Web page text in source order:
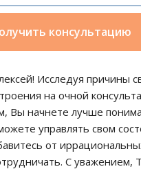
консультацию
Исследуя причины
на очной
Вы начнете лучше
управлять свом
от
С уважением,